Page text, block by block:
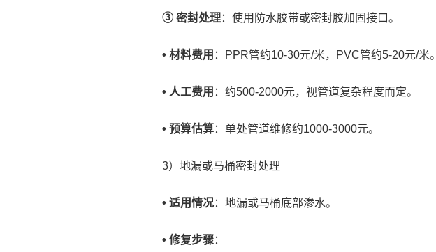
③ 密封处理：使用防水胶带或密封胶加固接口。
• 材料费用 ：PPR管约10-30元/米，PVC管约5-20元/米。
• 人工费用 ：约500-2000元，视管道复杂程度而定。
• 预算估算：单处管道维修约1000-3000元。
3）地漏或马桶密封处理
• 适用情况：地漏或马桶底部渗水。
• 修复步骤：